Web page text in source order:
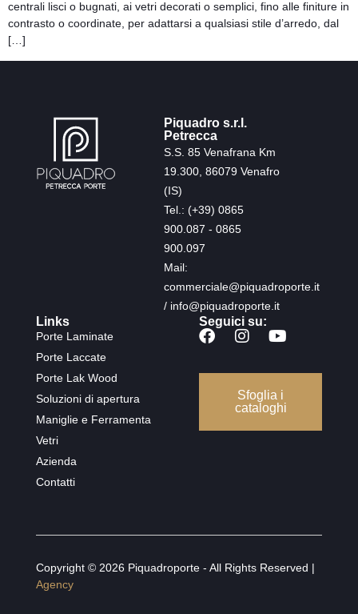
centrali lisci o bugnati, ai vetri decorati o semplici, fino alle finiture in
contrasto o coordinate, per adattarsi a qualsiasi stile d’arredo, dal
[…]
Piquadro s.r.l.
Petrecca
S.S. 85 Venafrana Km
19.300, 86079 Venafro
(IS)
Tel.: (+39) 0865
900.087 - 0865
900.097
Mail:
commerciale@piquadroporte.it
/ info@piquadroporte.it
Links
Porte Laminate
Porte Laccate
Porte Lak Wood
Soluzioni di apertura
Maniglie e Ferramenta
Vetri
Azienda
Contatti
Seguici su:
Sfoglia i
cataloghi
Copyright © 2026 Piquadroporte - All Rights Reserved |
Agency